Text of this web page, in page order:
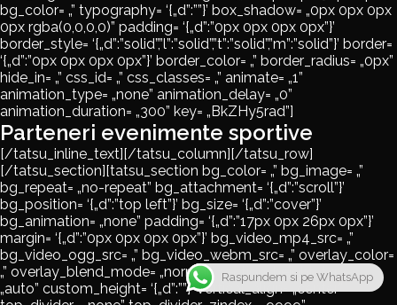
bg_color= „” typography= ‘{„d”:””}’ box_shadow= „0px 0px 0px
0px rgba(0,0,0,0)” padding= ‘{„d”:”0px 0px 0px 0px”}’
border_style= ‘{„d”:”solid”,”l”:”solid”,”t”:”solid”,”m”:”solid”}’ border=
‘{„d”:”0px 0px 0px 0px”}’ border_color= „” border_radius= „0px”
hide_in= „” css_id= „” css_classes= „” animate= „1”
animation_type= „none” animation_delay= „0”
animation_duration= „300” key= „BkZHy5rad”]
Parteneri evenimente sportive
[/tatsu_inline_text][/tatsu_column][/tatsu_row]
[/tatsu_section][tatsu_section bg_color= „” bg_image= „”
bg_repeat= „no-repeat” bg_attachment= ‘{„d”:”scroll”}’
bg_position= ‘{„d”:”top left”}’ bg_size= ‘{„d”:”cover”}’
bg_animation= „none” padding= ‘{„d”:”17px 0px 26px 0px”}’
margin= ‘{„d”:”0px 0px 0px 0px”}’ bg_video_mp4_src= „”
bg_video_ogg_src= „” bg_video_webm_src= „” overlay_color=
„” overlay_blend_mode= „normal” section_height_type=
„auto” custom_height= ‘{„d”:””}’ vertical_align= „center”
Raspundem si pe WhatsApp